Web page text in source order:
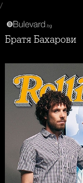
/
Братя Бахарови